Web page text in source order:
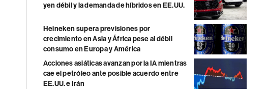
yen débil y la demanda de híbridos en EE.UU.
Heineken supera previsiones por
crecimiento en Asia y África pese al débil
consumo en Europa y América
Acciones asiáticas avanzan por la IA mientras
cae el petróleo ante posible acuerdo entre
EE.UU. e Irán